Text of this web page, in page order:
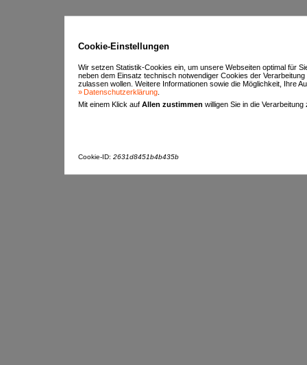
Cookie-Einstellungen
Wir setzen Statistik-Cookies ein, um unsere Webseiten optimal für
neben dem Einsatz technisch notwendiger Cookies der
zulassen wollen. Weitere Informationen sowie die Möglichkeit, Ihre
Datenschutzerklärung
Mit einem Klick auf Allen zustimmen willigen Sie in die
Cookie-ID: 2631d8451b4b435b